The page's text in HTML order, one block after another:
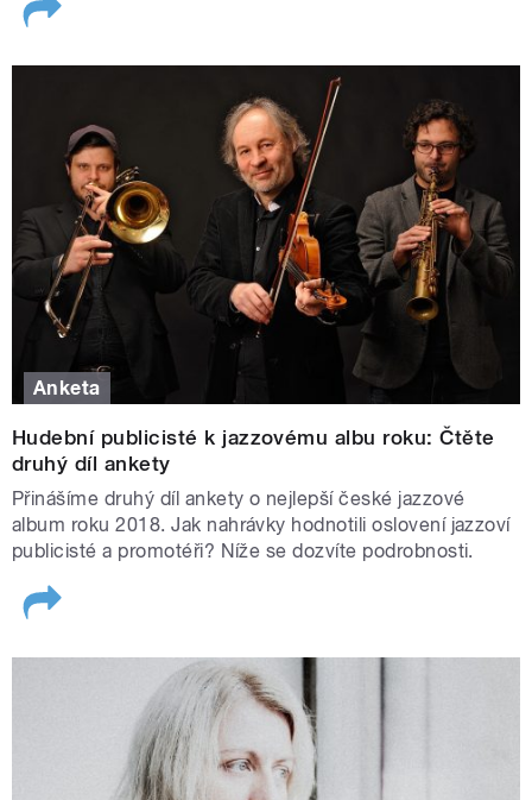
Anketa
Hudební publicisté k jazzovému albu roku: Čtěte
druhý díl ankety
Přinášíme druhý díl ankety o nejlepší české jazzové
album roku 2018. Jak nahrávky hodnotili oslovení jazzoví
publicisté a promotéři? Níže se dozvíte podrobnosti.